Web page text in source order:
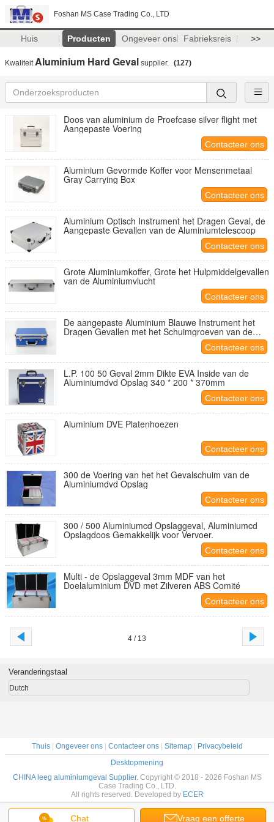
Foshan MS Case Trading Co., LTD
Huis Producten Ongeveer ons Fabrieksreis >>
KwaliteitAluminium Hard Geval supplier. (127)
Doos van aluminium de Proefcase silver flight met
Aangepaste Voering
Contacteer ons
Aluminium Gevormde Koffer voor Mensenmetaal
Gray Carrying Box
Contacteer ons
Aluminium Optisch Instrument het Dragen Geval, de
Aangepaste Gevallen van de Aluminiumtelescoop
Contacteer ons
Grote Aluminiumkoffer, Grote het Hulpmiddelgevallen
van de Aluminiumvlucht
Contacteer ons
De aangepaste Aluminium Blauwe Instrument het
Dragen Gevallen met het Schuimgroeven van de
Matrijzenbesnoeiing beschermen Euipment
Contacteer ons
L.P. 100 50 Geval 2mm Dikte EVA Inside van de
Aluminiumdvd Opslag 340 * 200 * 370mm
Contacteer ons
Aluminium DVE Platenhoezen
Contacteer ons
300 de Voering van het het Gevalschuim van de
Aluminiumdvd Opslag
Contacteer ons
300 / 500 Aluminiumcd Opslaggeval, Aluminiumcd
Opslagdoos Gemakkelijk voor Vervoer.
Contacteer ons
Multi - de Opslaggeval 3mm MDF van het
Doelaluminium DVD met Zilveren ABS Comité
Contacteer ons
4 / 13
Chat Vraag een offerte
Veranderingstaal
Dutch
Thuis| Ongeveer ons| Contacteer ons| Sitemap|
Privacybeleid
Desktopmening
CHINA leeg aluminiumgeval Supplier. Copyright © 2018 - 2026 Foshan MS
Case Trading Co., LTD.
All rights reserved. Developed by ECER